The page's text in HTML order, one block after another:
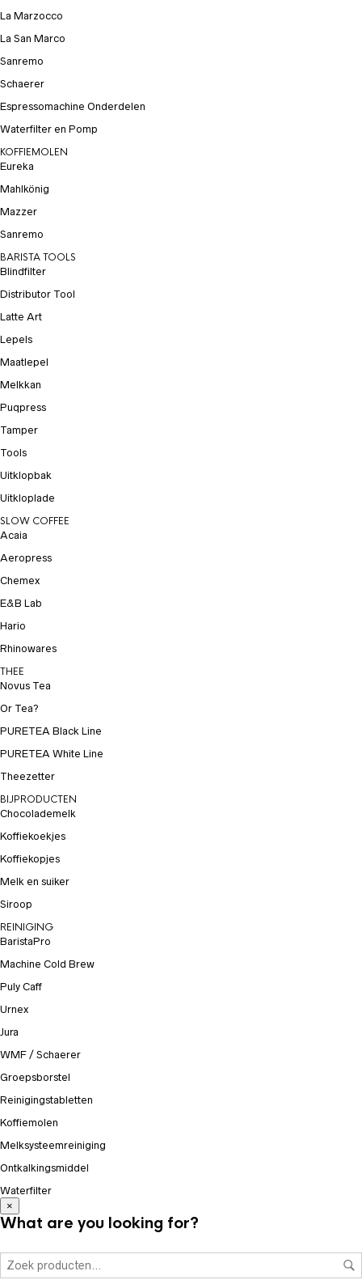
La Marzocco
La San Marco
Sanremo
Schaerer
Espressomachine Onderdelen
Waterfilter en Pomp
KOFFIEMOLEN
Eureka
Mahlkönig
Mazzer
Sanremo
BARISTA TOOLS
Blindfilter
Distributor Tool
Latte Art
Lepels
Maatlepel
Melkkan
Puqpress
Tamper
Tools
Uitklopbak
Uitkloplade
SLOW COFFEE
Acaia
Aeropress
Chemex
E&B Lab
Hario
Rhinowares
THEE
Novus Tea
Or Tea?
PURETEA Black Line
PURETEA White Line
Theezetter
BIJPRODUCTEN
Chocolademelk
Koffiekoekjes
Koffiekopjes
Melk en suiker
Siroop
REINIGING
BaristaPro
Machine Cold Brew
Puly Caff
Urnex
Jura
WMF / Schaerer
Groepsborstel
Reinigingstabletten
Koffiemolen
Melksysteemreiniging
Ontkalkingsmiddel
Waterfilter
×
What are you looking for?